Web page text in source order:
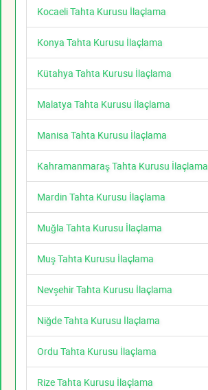
Kocaeli Tahta Kurusu İlaçlama
Konya Tahta Kurusu İlaçlama
Kütahya Tahta Kurusu İlaçlama
Malatya Tahta Kurusu İlaçlama
Manisa Tahta Kurusu İlaçlama
Kahramanmaraş Tahta Kurusu İlaçlama
Mardin Tahta Kurusu İlaçlama
Muğla Tahta Kurusu İlaçlama
Muş Tahta Kurusu İlaçlama
Nevşehir Tahta Kurusu İlaçlama
Niğde Tahta Kurusu İlaçlama
Ordu Tahta Kurusu İlaçlama
Rize Tahta Kurusu İlaçlama